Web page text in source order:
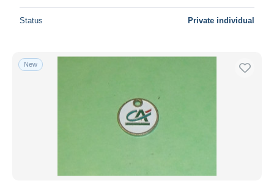
Status Private individual
New